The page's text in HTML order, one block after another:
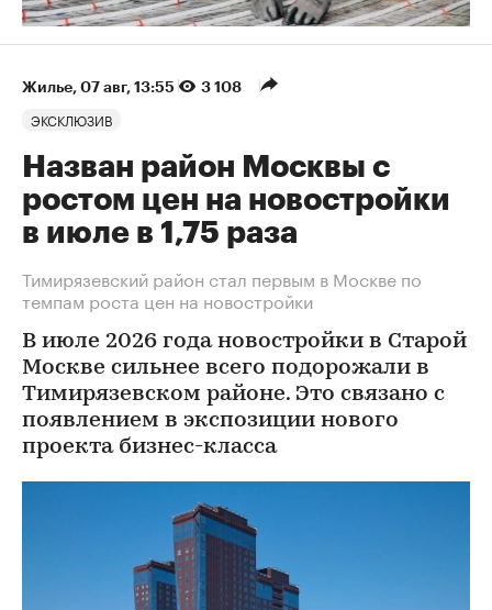
Жилье⁠, 07 авг, 13:55 3 108
ЭКСКЛЮЗИВ
Назван район Москвы с
ростом цен на новостройки
в июле в 1,75 раза
Тимирязевский район стал первым в Москве по
темпам роста цен на новостройки
В июле 2026 года новостройки в Старой
Москве сильнее всего подорожали в
Тимирязевском районе. Это связано с
появлением в экспозиции нового
проекта бизнес-класса